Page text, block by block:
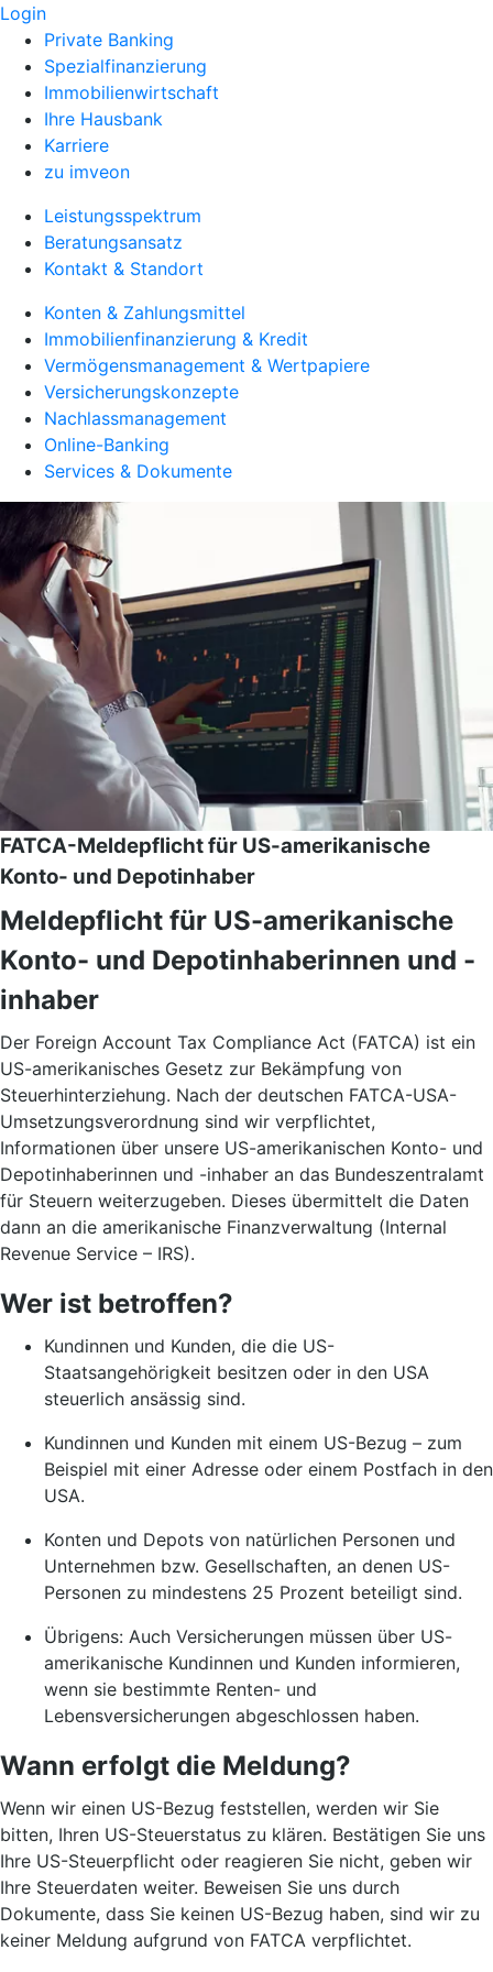
Login
Private Banking
Spezialfinanzierung
Immobilienwirtschaft
Ihre Hausbank
Karriere
zu imveon
Leistungsspektrum
Beratungsansatz
Kontakt & Standort
Konten & Zahlungsmittel
Immobilienfinanzierung & Kredit
Vermögensmanagement & Wertpapiere
Versicherungskonzepte
Nachlassmanagement
Online-Banking
Services & Dokumente
FATCA-Meldepflicht für US-amerikanische
Konto- und Depotinhaber
Meldepflicht für US-amerikanische
Konto- und Depotinhaberinnen und -
inhaber
Der Foreign Account Tax Compliance Act (FATCA) ist ein
US-amerikanisches Gesetz zur Bekämpfung von
Steuerhinterziehung. Nach der deutschen FATCA-USA-
Umsetzungsverordnung sind wir verpflichtet,
Informationen über unsere US-amerikanischen Konto- und
Depotinhaberinnen und -inhaber an das Bundeszentralamt
für Steuern weiterzugeben. Dieses übermittelt die Daten
dann an die amerikanische Finanzverwaltung (Internal
Revenue Service – IRS).
Wer ist betroffen?
Kundinnen und Kunden, die die US-
Staatsangehörigkeit besitzen oder in den USA
steuerlich ansässig sind.
Kundinnen und Kunden mit einem US-Bezug – zum
Beispiel mit einer Adresse oder einem Postfach in den
USA.
Konten und Depots von natürlichen Personen und
Unternehmen bzw. Gesellschaften, an denen US-
Personen zu mindestens 25 Prozent beteiligt sind.
Übrigens: Auch Versicherungen müssen über US-
amerikanische Kundinnen und Kunden informieren,
wenn sie bestimmte Renten- und
Lebensversicherungen abgeschlossen haben.
Wann erfolgt die Meldung?
Wenn wir einen US-Bezug feststellen, werden wir Sie
bitten, Ihren US-Steuerstatus zu klären. Bestätigen Sie uns
Ihre US-Steuerpflicht oder reagieren Sie nicht, geben wir
Ihre Steuerdaten weiter. Beweisen Sie uns durch
Dokumente, dass Sie keinen US-Bezug haben, sind wir zu
keiner Meldung aufgrund von FATCA verpflichtet.